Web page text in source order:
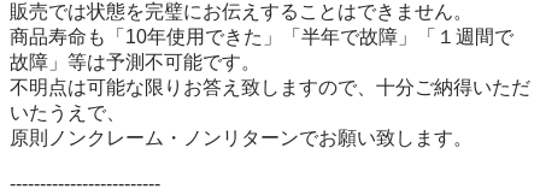
販売では状態を完璧にお伝えすることはできません。
商品寿命も「10年使用できた」「半年で故障」「１週間で
故障」等は予測不可能です。
不明点は可能な限りお答え致しますので、十分ご納得いただ
いたうえで、
原則ノンクレーム・ノンリターンでお願い致します。
-------------------------